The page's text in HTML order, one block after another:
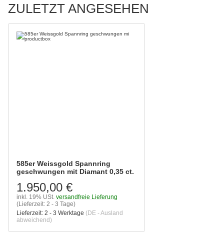
ZULETZT ANGESEHEN
585er Weissgold Spannring
geschwungen mit Diamant 0,35 ct.
1.950,00 €
inkl. 19% USt. versandfreie Lieferung
(Lieferzeit: 2 - 3 Tage)
Lieferzeit: 2 - 3 Werktage (DE - Ausland
abweichend)